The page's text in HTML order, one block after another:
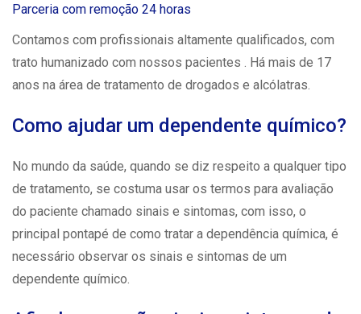
Parceria com remoção 24 horas
Contamos com profissionais altamente qualificados, com
trato humanizado com nossos pacientes . Há mais de 17
anos na área de tratamento de drogados e alcólatras.
Como ajudar um dependente químico?
No mundo da saúde, quando se diz respeito a qualquer tipo
de tratamento, se costuma usar os termos para avaliação
do paciente chamado sinais e sintomas, com isso, o
principal pontapé de como tratar a dependência química, é
necessário observar os sinais e sintomas de um
dependente químico.